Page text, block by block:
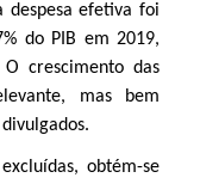
despesa efetiva foi
do PIB em 2019,
crescimento das
mas bem
obtém-se